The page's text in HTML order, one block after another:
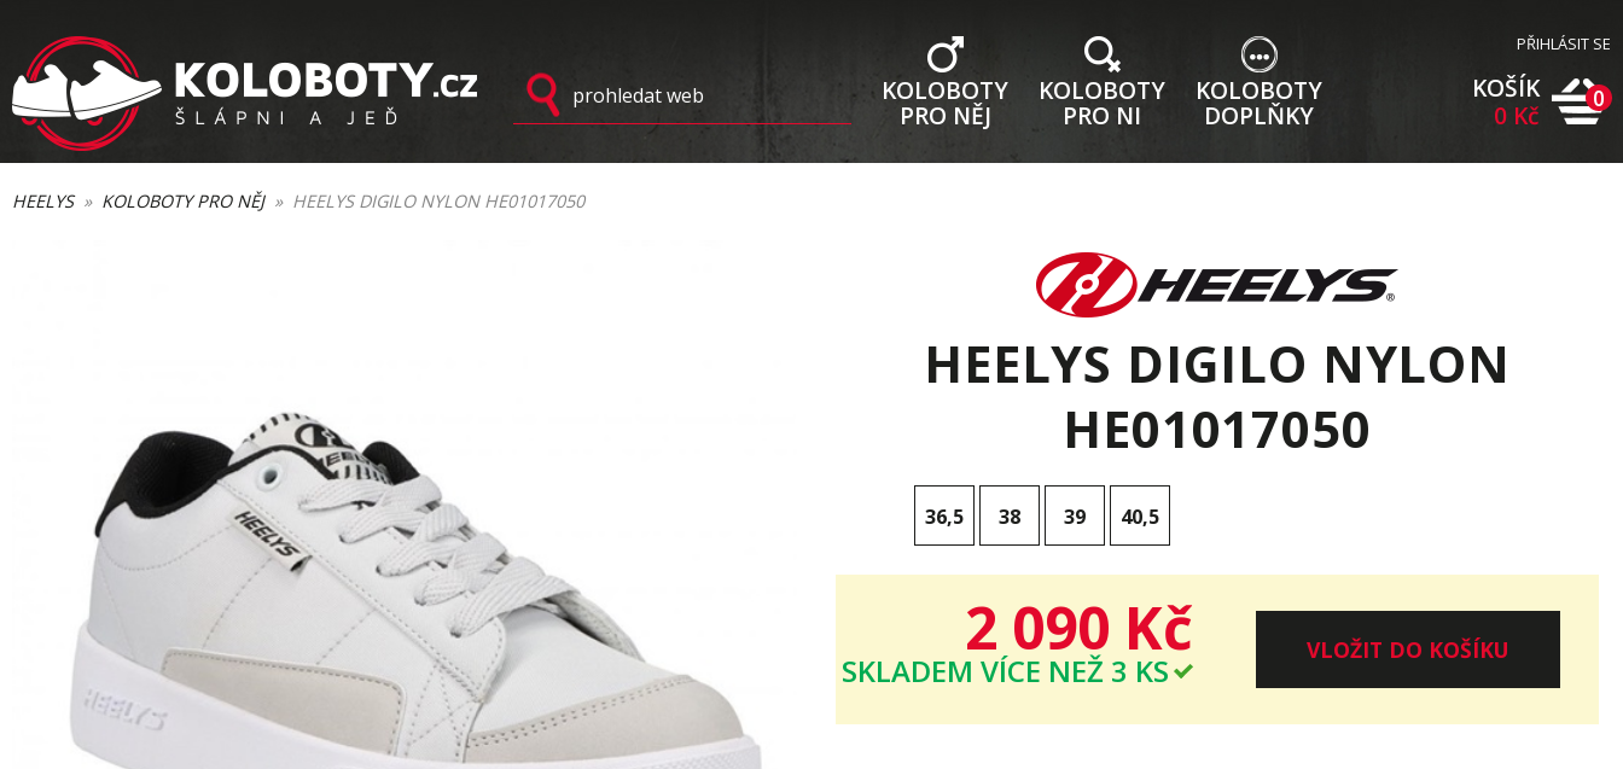
KOLOBOTY
PRO NĚJ
KOLOBOTY
PRO NI
KOLOBOTY
DOPLŇKY
PŘIHLÁSIT SE
0
KOŠÍK
0 Kč
HEELYS» KOLOBOTY PRO NĚJ» HEELYS DIGILO NYLON HE01017050
HEELYS DIGILO NYLON
HE01017050
36,5 38 39 40,5
2 090 Kč
SKLADEM VÍCE NEŽ 3 KS
VLOŽIT DO KOŠÍKU